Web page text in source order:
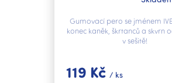
119 Kč / ks
Gumovací pero se jménem
konec kaněk, škrtanců a skvrn
v sešitě!